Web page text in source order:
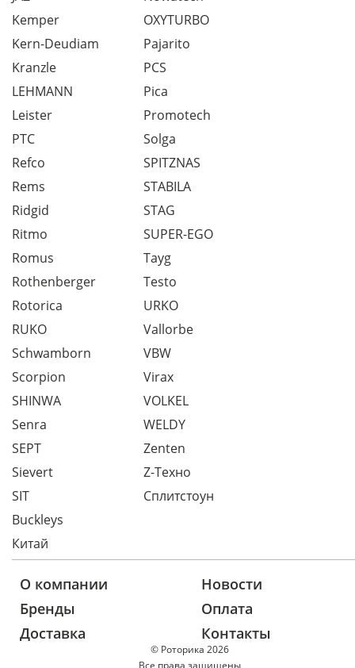
Kemper
Kern-Deudiam
Kranzle
LEHMANN
Leister
OXYTURBO
Pajarito
PCS
Pica
Promotech
PTC
Refco
Rems
Ridgid
Ritmo
Romus
Rothenberger
Rotorica
RUKO
Schwamborn
Scorpion
SHINWA
Senra
SEPT
Sievert
SIT
Solga
SPITZNAS
STABILA
STAG
SUPER-EGO
Tayg
Testo
URKO
Vallorbe
VBW
Virax
VOLKEL
WELDY
Zenten
Z-Техно
Сплитстоун
Buckleys
Китай
© Роторика 2026
Все права защищены
О компании
Новости
Бренды
Оплата
Доставка
Контакты